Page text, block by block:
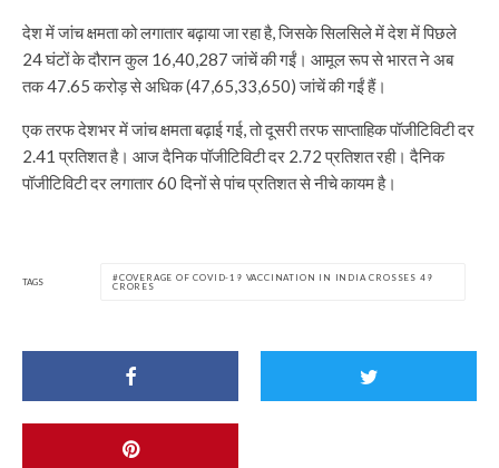
देश में जांच क्षमता को लगातार बढ़ाया जा रहा है, जिसके सिलसिले में देश में पिछले
24 घंटों के दौरान कुल 16,40,287 जांचें की गईं। आमूल रूप से भारत ने अब
तक 47.65 करोड़ से अधिक (47,65,33,650) जांचें की गईं हैं।
एक तरफ देशभर में जांच क्षमता बढ़ाई गई, तो दूसरी तरफ साप्ताहिक पॉजीटिविटी दर
2.41 प्रतिशत है। आज दैनिक पॉजीटिविटी दर 2.72 प्रतिशत रही। दैनिक
पॉजीटिविटी दर लगातार 60 दिनों से पांच प्रतिशत से नीचे कायम है।
TAGS
COVERAGE OF COVID-19 VACCINATION IN INDIA CROSSES 49
CRORES